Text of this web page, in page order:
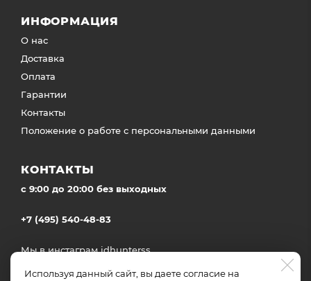
Используя данный сайт, вы даете согласие на
ИНФОРМАЦИЯ
О нас
Доставка
Оплата
Гарантии
Контакты
Положение о работе с персональными данными
КОНТАКТЫ
c 9:00 до 20:00 без выходных
+7 (495) 540-48-83
Мы в инстаграмidhunterss
Доставка во все регионы России